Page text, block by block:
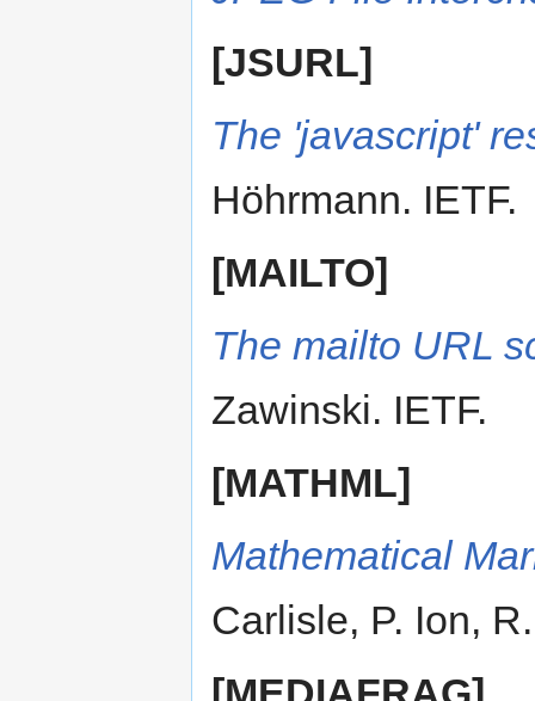
[JSURL]
The 'javascript'
Höhrmann. IETF.
[MAILTO]
The mailto URL
Zawinski. IETF.
[MATHML]
Mathematical
Carlisle, P. Ion,